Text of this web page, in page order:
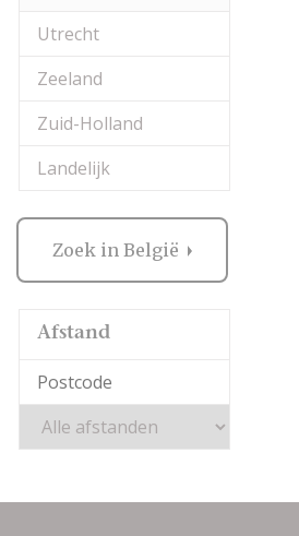
Utrecht
Zeeland
Zuid-Holland
Landelijk
Zoek in België
Afstand